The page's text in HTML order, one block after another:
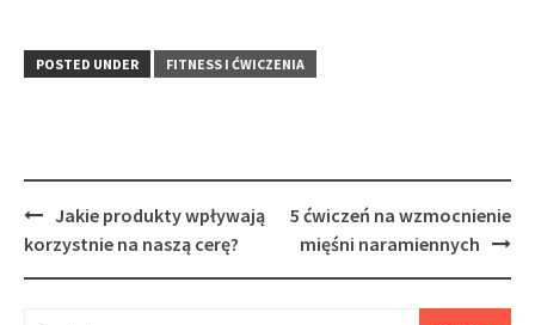
POSTED UNDER FITNESS I ĆWICZENIA
Post
navigation
Jakie produkty wpływają
korzystnie na naszą cerę?
5 ćwiczeń na wzmocnienie
mięśni naramiennych